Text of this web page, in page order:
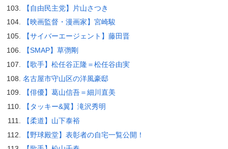
【自由民主党】片山さつき
【映画監督・漫画家】宮崎駿
【サイバーエージェント】藤田晋
【SMAP】草彅剛
【歌手】松任谷正隆＝松任谷由実
名古屋市守山区の洋風豪邸
【俳優】葛山信吾＝細川直美
【タッキー&翼】滝沢秀明
【柔道】山下泰裕
【野球殿堂】表彰者の自宅一覧公開！